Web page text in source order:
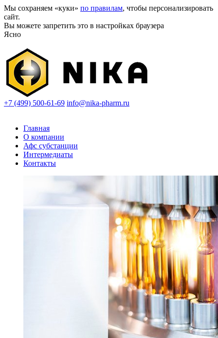
Мы сохраняем «куки» по правилам, чтобы персонализировать
сайт.
Вы можете запретить это в настройках браузера
Ясно
+7 (499) 500-61-69 info@nika-pharm.ru
Главная
О компании
Афс субстанции
Интермедиаты
Контакты